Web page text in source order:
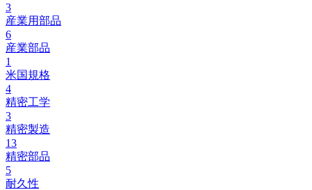
3
産業用部品
6
産業部品
1
米国規格
4
精密工学
3
精密製造
13
精密部品
5
耐久性